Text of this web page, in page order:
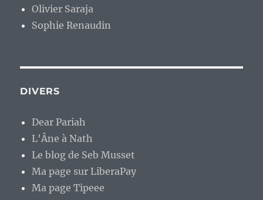
Olivier Saraja
Sophie Renaudin
DIVERS
Dear Pariah
L'Âne à Nath
Le blog de Seb Musset
Ma page sur LiberaPay
Ma page Tipeee